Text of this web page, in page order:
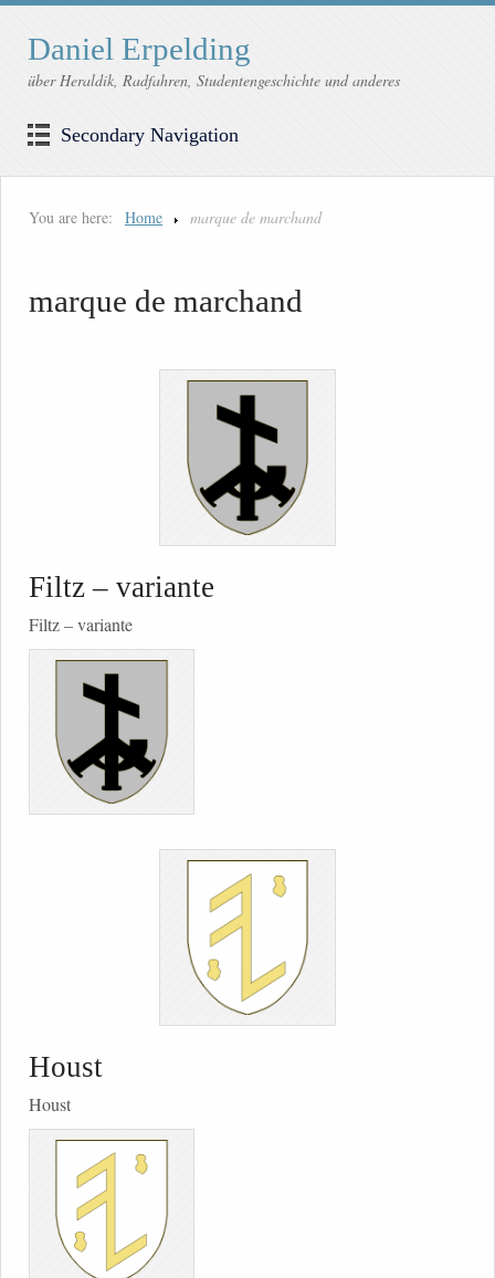
Daniel Erpelding
über Heraldik, Radfahren, Studentengeschichte und anderes
Secondary Navigation
You are here: Home marque de marchand
marque de marchand
Filtz – variante
Filtz – variante
Houst
Houst